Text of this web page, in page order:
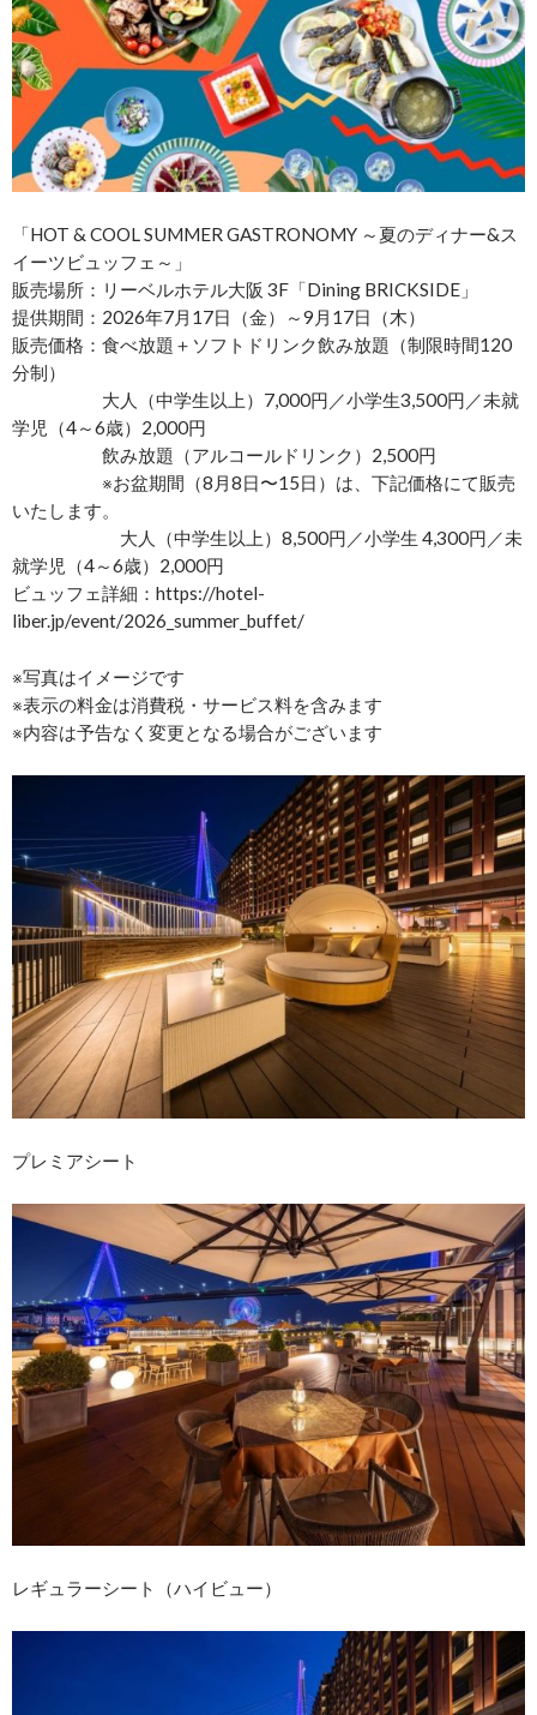
「HOT & COOL SUMMER GASTRONOMY ～夏のディナー&ス
イーツビュッフェ～」
販売場所：リーベルホテル大阪 3F「Dining BRICKSIDE」
提供期間：2026年7月17日（金）～9月17日（木）
販売価格：食べ放題＋ソフトドリンク飲み放題（制限時間120
分制）
大人（中学生以上）7,000円／小学生3,500円／未就
学児（4～6歳）2,000円
飲み放題（アルコールドリンク）2,500円
※お盆期間（8月8日〜15日）は、下記価格にて販売
いたします。
大人（中学生以上）8,500円／小学生 4,300円／未
就学児（4～6歳）2,000円
ビュッフェ詳細：https://hotel-
liber.jp/event/2026_summer_buffet/
※写真はイメージです
※表示の料金は消費税・サービス料を含みます
※内容は予告なく変更となる場合がございます
プレミアシート
レギュラーシート（ハイビュー）